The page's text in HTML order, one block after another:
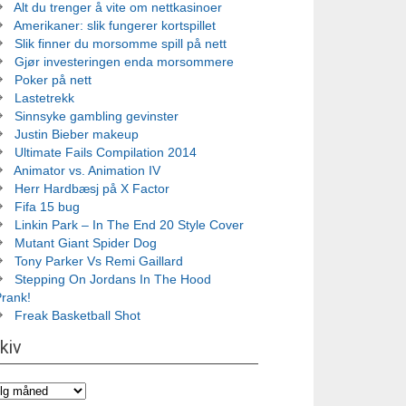
Alt du trenger å vite om nettkasinoer
Amerikaner: slik fungerer kortspillet
Slik finner du morsomme spill på nett
Gjør investeringen enda morsommere
Poker på nett
Lastetrekk
Sinnsyke gambling gevinster
Justin Bieber makeup
Ultimate Fails Compilation 2014
Animator vs. Animation IV
Herr Hardbæsj på X Factor
Fifa 15 bug
Linkin Park – In The End 20 Style Cover
Mutant Giant Spider Dog
Tony Parker Vs Remi Gaillard
Stepping On Jordans In The Hood
Freak Basketball Shot